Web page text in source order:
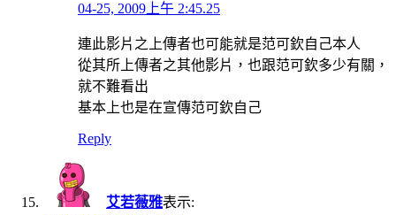
04-25, 2009上午 2:45.25
連此影片之上傳者也可能就是范可欽自己本人
從其所上傳者之其他影片，也跟范可欽多少有關，
就不難看出
基本上也是在宣傳范可欽自己
Reply
艾若薇雅表示: